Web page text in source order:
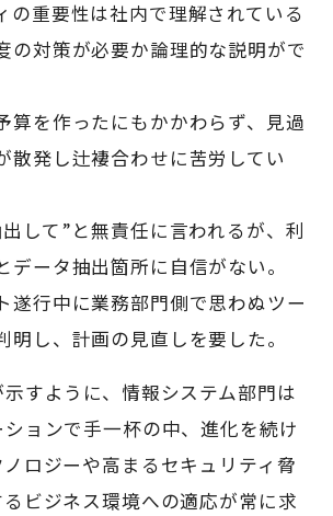
の重要性は社内で理解されている
の対策が必要か論理的な説明がで
算を作ったにもかかわらず、見過
散発し辻褄合わせに苦労してい
して”と無責任に言われるが、利
データ抽出箇所に自信がない。
遂行中に業務部門側で思わぬツー
明し、計画の見直しを要した。
すように、情報システム部門は
ョンで手一杯の中、進化を続け
ロジーや高まるセキュリティ脅
ビジネス環境への適応が常に求